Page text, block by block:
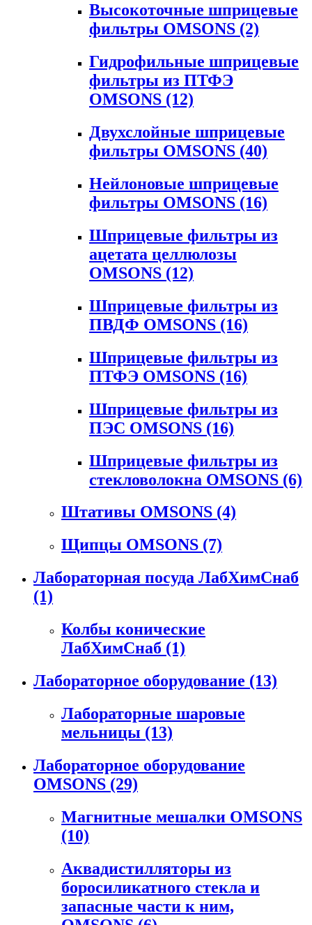
Высокоточные шприцевые
фильтры OMSONS (2)
Гидрофильные шприцевые
фильтры из ПТФЭ
OMSONS (12)
Двухслойные шприцевые
фильтры OMSONS (40)
Нейлоновые шприцевые
фильтры OMSONS (16)
Шприцевые фильтры из
ацетата целлюлозы
OMSONS (12)
Шприцевые фильтры из
ПВДФ OMSONS (16)
Шприцевые фильтры из
ПТФЭ OMSONS (16)
Шприцевые фильтры из
ПЭС OMSONS (16)
Шприцевые фильтры из
стекловолокна OMSONS (6)
Штативы OMSONS (4)
Щипцы OMSONS (7)
Лабораторная посуда ЛабХимСнаб
(1)
Колбы конические
ЛабХимСнаб (1)
Лабораторное оборудование (13)
Лабораторные шаровые
мельницы (13)
Лабораторное оборудование
OMSONS (29)
Магнитные мешалки OMSONS
(10)
Аквадистилляторы из
боросиликатного стекла и
запасные части к ним,